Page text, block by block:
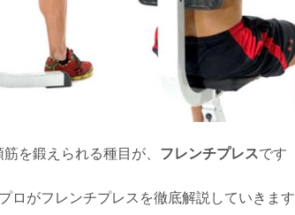
を鍛えられる種目が、 フレンチプレスです
ロがフレンチプレスを徹底解説していきます